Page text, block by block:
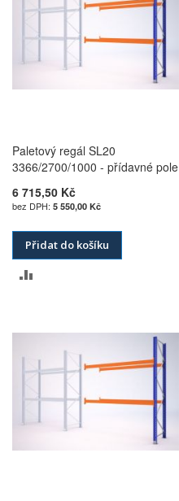
Paletový regál SL20
3366/2700/1000 - přídavné pole
6 715,50 Kč
5 550,00 Kč
Přidat do košíku
POROVNÁNÍ